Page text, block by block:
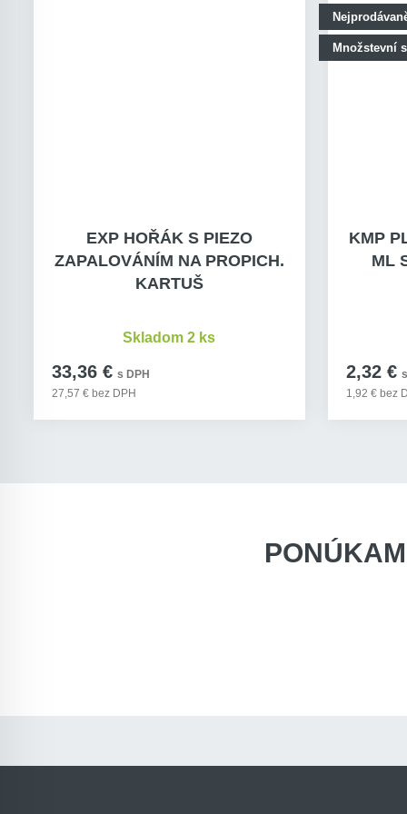
EXP HOŘÁK S PIEZO
ZAPALOVÁNÍM NA PROPICH.
KARTUŠ
33,36 € s DPH
27,57 € bez DPH
Skladom 2 ks
Množstevní
KMP
ML
2,32 €
1,92 € bez